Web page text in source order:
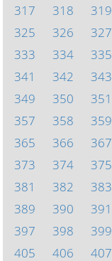
317
318 319
325
326 327
333
334 335
341
342 343
349
350 351
357
358 359
365
366 367
373
374 375
381
382 383
389
390 391
397
398 399
405
406 407